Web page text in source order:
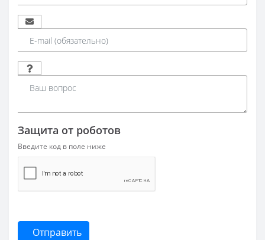
Защита от роботов
Введите код в поле ниже
Отправить